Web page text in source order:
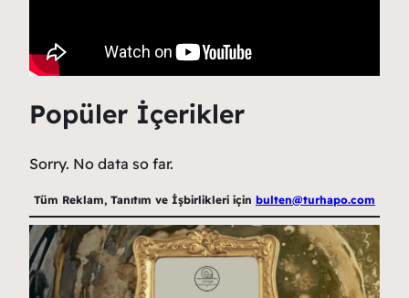
Popüler İçerikler
Sorry. No data so far.
Tüm Reklam, Tanıtım ve İşbirlikleri için bulten@turhapo.com